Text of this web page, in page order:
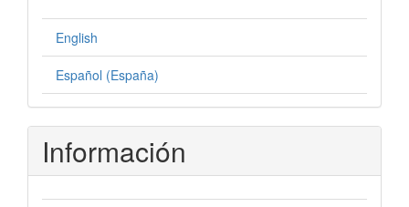
English
Español (España)
Información